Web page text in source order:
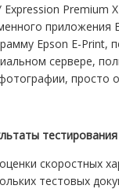
Premium
приложения
Epson E-Print,
сервере,
просто
тестирования
скоростных
тестовых